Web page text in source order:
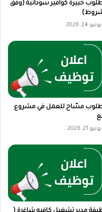
خبيرة كوافير سودانية (وفق
يونيو 24, 2026
مسّاح للعمل في مشروع
يونيو 21, 2026